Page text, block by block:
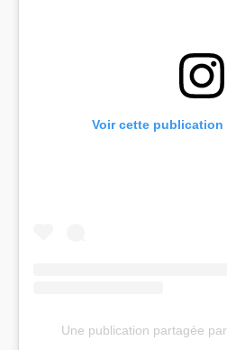
Voir cette publication
Une publication partagée